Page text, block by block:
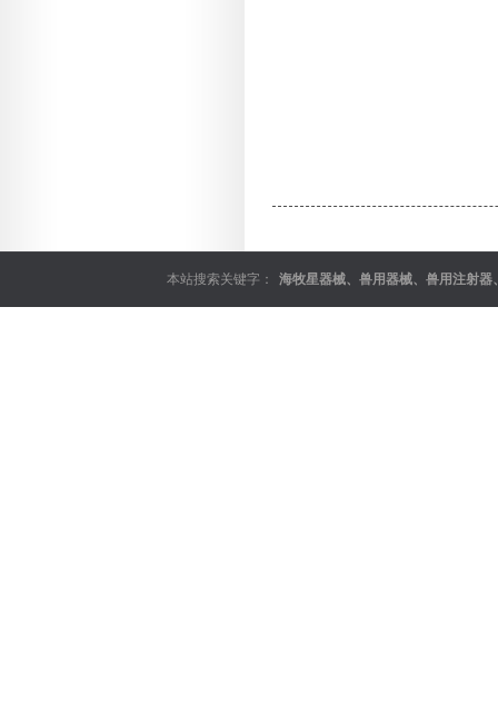
本站搜索关键字： 海牧星器械、 兽用器械、 兽用注射器